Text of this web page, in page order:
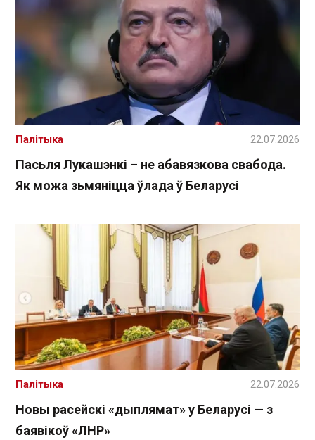
Пасьля Лукашэнкі – не абавязкова свабода.
Як можа зьмяніцца ўлада ў Беларусі
Палітыка 22.07.2026
Новы расейскі «дыплямат» у Беларусі — з
баявікоў «ЛНР»
Палітыка 22.07.2026